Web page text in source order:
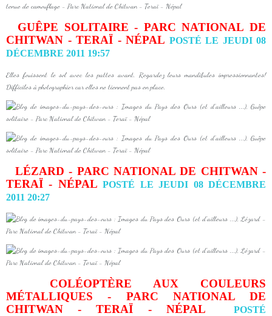
GUÊPE SOLITAIRE - PARC NATIONAL DE
CHITWAN - TERAÏ - NÉPAL POSTÉ LE JEUDI 08
DÉCEMBRE 2011 19:57
Elles fouissent le sol avec les pattes avant. Regardez leurs mandibules impressionnantes!
Difficiles à photographier car elles ne tiennent pas en place.
LÉZARD - PARC NATIONAL DE CHITWAN -
TERAÏ - NÉPALPOSTÉ LE JEUDI 08 DÉCEMBRE
2011 20:27
COLÉOPTÈRE AUX COULEURS
MÉTALLIQUES - PARC NATIONAL DE
CHITWAN - TERAÏ - NÉPAL
POSTÉ